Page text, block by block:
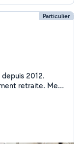
Particulier
2012.
retraite. Mes
de